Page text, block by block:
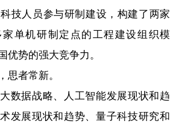
技人员参与研制建设，构建了两家
单机研制定点的工程建设组织模
优势的强大竞争力。
者常新。
据战略、人工智能发展现状和趋
发展现状和趋势、量子科技研究和